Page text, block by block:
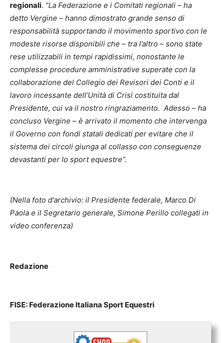
regionali. “La Federazione e i Comitati regionali – ha
detto Vergine – hanno dimostrato grande senso di
responsabilità supportando il movimento sportivo con le
modeste risorse disponibili che – tra l’altro – sono state
rese utilizzabili in tempi rapidissimi, nonostante le
complesse procedure amministrative superate con la
collaborazione del Collegio dei Revisori dei Conti e il
lavoro incessante dell’Unità di Crisi costituita dal
Presidente, cui va il nostro ringraziamento. Adesso – ha
concluso Vergine – è arrivato il momento che intervenga
il Governo con fondi statali dedicati per evitare che il
sistema dei circoli giunga al collasso con conseguenze
devastanti per lo sport equestre”.
(Nella foto d'archivio: il Presidente federale, Marco Di
Paola e il Segretario generale, Simone Perillo collegati in
video conferenza)
Redazione
FISE: Federazione Italiana Sport Equestri